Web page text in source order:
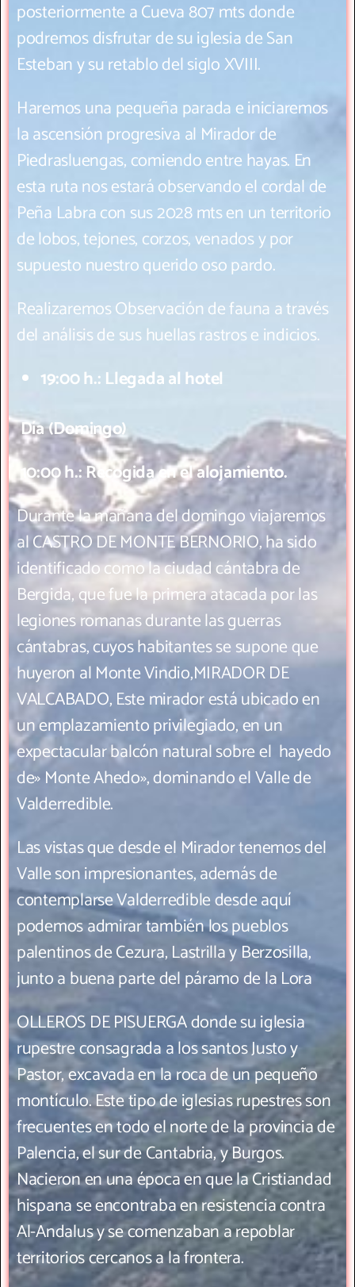
posteriormente a Cueva 807 mts donde
podremos disfrutar de su iglesia de San
Esteban y su retablo del siglo XVIII.
Haremos una pequeña parada e iniciaremos
la ascensión progresiva al Mirador de
Piedrasluengas, comiendo entre hayas. En
esta ruta nos estará observando el cordal de
Peña Labra con sus 2028 mts en un territorio
de lobos, tejones, corzos, venados y por
supuesto nuestro querido oso pardo.
Realizaremos Observación de fauna a través
del análisis de sus huellas rastros e indicios.
19:00 h.: Llegada al hotel
Día (Domingo)
10:00 h.: Recogida en el alojamiento.
Durante la mañana del domingo viajaremos
al CASTRO DE MONTE BERNORIO, ha sido
identificado como la ciudad cántabra de
Bergida, que fue la primera atacada por las
legiones romanas durante las guerras
cántabras, cuyos habitantes se supone que
huyeron al Monte Vindio,MIRADOR DE
VALCABADO, Este mirador está ubicado en
un emplazamiento privilegiado, en un
expectacular balcón natural sobre el hayedo
de» Monte Ahedo», dominando el Valle de
Valderredible.
Las vistas que desde el Mirador tenemos del
Valle son impresionantes, además de
contemplarse Valderredible desde aquí
podemos admirar también los pueblos
palentinos de Cezura, Lastrilla y Berzosilla,
junto a buena parte del páramo de la Lora
OLLEROS DE PISUERGA donde su iglesia
rupestre consagrada a los santos Justo y
Pastor, excavada en la roca de un pequeño
montículo. Este tipo de iglesias rupestres son
frecuentes en todo el norte de la provincia de
Palencia, el sur de Cantabria, y Burgos.
Nacieron en una época en que la Cristiandad
hispana se encontraba en resistencia contra
Al-Andalus y se comenzaban a repoblar
territorios cercanos a la frontera.